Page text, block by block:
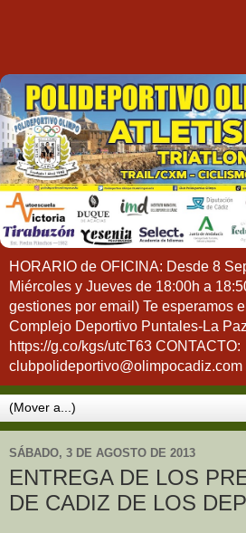
HORARIO de OFICINA: Desde 8
Miércoles y Jueves de 18:00h a
gestiones por email) Te esperamos
Complejo Deportivo Puntales-La
https://g.co/kgs/utcT63 CONTACTO:
clubpolideportivo@olimpocadiz.com
SÁBADO, 3 DE AGOSTO DE 2013
ENTREGA DE LOS
DE CADIZ DE LOS